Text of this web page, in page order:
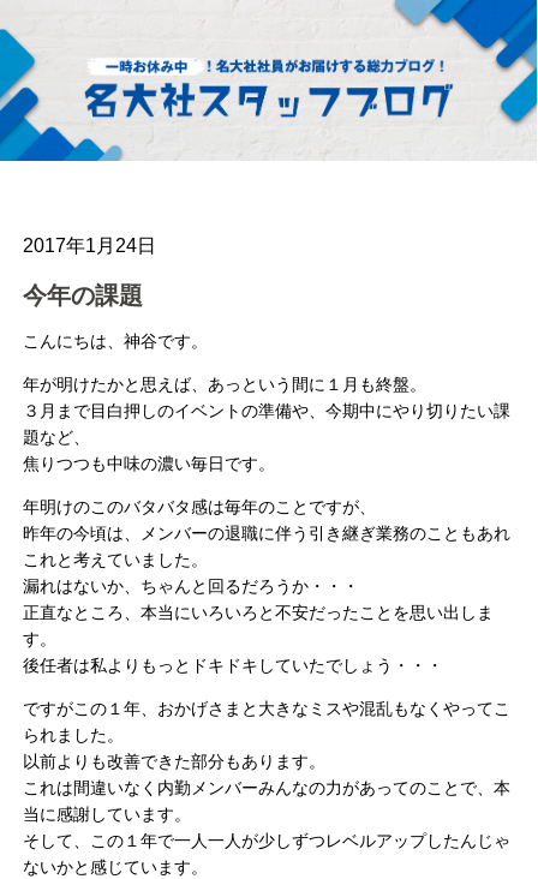
2017年1月24日
今年の課題
こんにちは、神谷です。
年が明けたかと思えば、あっという間に１月も終盤。
３月まで目白押しのイベントの準備や、今期中にやり切りたい課
題など、
焦りつつも中味の濃い毎日です。
年明けのこのバタバタ感は毎年のことですが、
昨年の今頃は、メンバーの退職に伴う引き継ぎ業務のこともあれ
これと考えていました。
漏れはないか、ちゃんと回るだろうか・・・
正直なところ、本当にいろいろと不安だったことを思い出しま
す。
後任者は私よりもっとドキドキしていたでしょう・・・
ですがこの１年、おかげさまと大きなミスや混乱もなくやってこ
られました。
以前よりも改善できた部分もあります。
これは間違いなく内勤メンバーみんなの力があってのことで、本
当に感謝しています。
そして、この１年で一人一人が少しずつレベルアップしたんじゃ
ないかと感じています。